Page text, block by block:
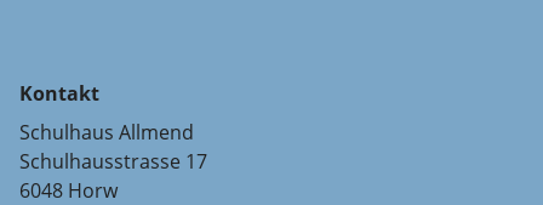
Kontakt
Schulhaus Allmend
Schulhausstrasse 17
6048 Horw